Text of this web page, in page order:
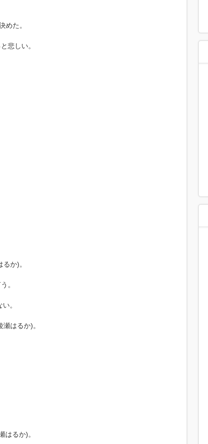
めた。
悲しい。
か)。
。
。
はるか)。
はるか)。